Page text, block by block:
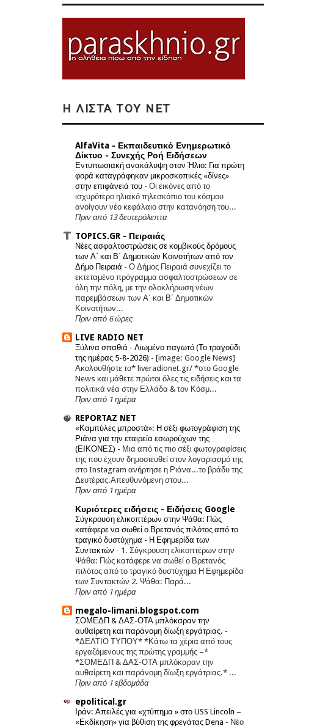
Η ΛΙΣΤΑ ΤΟΥ NET
AlfaVita - Εκπαιδευτικό Ενημερωτικό
Δίκτυο - Συνεχής Ροή Ειδήσεων
Εντυπωσιακή ανακάλυψη στον Ήλιο: Για πρώτη
φορά καταγράφηκαν μικροσκοπικές «δίνες»
στην επιφάνειά του - Οι εικόνες από το
ισχυρότερο ηλιακό τηλεσκόπιο του κόσμου
ανοίγουν νέο κεφάλαιο στην κατανόηση του...
Πριν από 13 δευτερόλεπτα
TOPICS.GR - Πειραιάς
Νέες ασφαλτοστρώσεις σε κομβικούς δρόμους
των Α΄ και Β΄ Δημοτικών Κοινοτήτων από τον
Δήμο Πειραιά - Ο Δήμος Πειραιά συνεχίζει το
εκτεταμένο πρόγραμμα ασφαλτοστρώσεων σε
όλη την πόλη, με την ολοκλήρωση νέων
παρεμβάσεων των Α΄ και Β΄ Δημοτικών
Κοινοτήτων...
Πριν από 6 ώρες
LIVE RADIO NET
Ξύλινα σπαθιά - Λιωμένο παγωτό (Το τραγούδι
της ημέρας 5-8-2026) - [image: Google News]
Ακολουθήστε το* liveradionet.gr/ *στο Google
News και μάθετε πρώτοι όλες τις ειδήσεις και τα
πολιτικά νέα στην Ελλάδα & τον Κόσμ...
Πριν από 1 ημέρα
REPORTAZ NET
«Καμπύλες μπροστά»: Η σέξι φωτογράφιση της
Ριάνα για την εταιρεία εσωρούχων της
(ΕΙΚΟΝΕΣ) - Μια από τις πιο σέξι φωτογραφίσεις
της που έχουν δημοσιευθεί στον λογαριασμό της
στο Instagram ανήρτησε η Ριάνα...το βράδυ της
Δευτέρας.Απευθυνόμενη στου...
Πριν από 1 ημέρα
Κυριότερες ειδήσεις - Ειδήσεις Google
Σύγκρουση ελικοπτέρων στην Ψάθα: Πώς
κατάφερε να σωθεί ο Βρετανός πιλότος από το
τραγικό δυστύχημα - Η Εφημερίδα των
Συντακτών - 1. Σύγκρουση ελικοπτέρων στην
Ψάθα: Πώς κατάφερε να σωθεί ο Βρετανός
πιλότος από το τραγικό δυστύχημα Η Εφημερίδα
των Συντακτών 2. Ψάθα: Παρά...
Πριν από 1 ημέρα
megalo-limani.blogspot.com
ΣΟΜΕΔΠ & ΔΑΣ-ΟΤΑ μπλόκαραν την
αυθαίρετη και παράνομη δίωξη εργάτριας. -
*ΔΕΛΤΙΟ ΤΥΠΟΥ* *Κάτω τα χέρια από τους
εργαζόμενους της πρώτης γραμμής –*
*ΣΟΜΕΔΠ & ΔΑΣ-ΟΤΑ μπλόκαραν την
αυθαίρετη και παράνομη δίωξη εργάτριας.* ...
Πριν από 1 εβδομάδα
epolitical.gr
Ιράν: Απειλές για «χτύπημα » στο USS Lincoln –
«Εκδίκηση» για βύθιση της φρεγάτας Dena - Νέο